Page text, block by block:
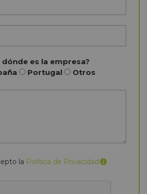
dónde es la empresa?
Portugal Otros
la Política de Privacidad